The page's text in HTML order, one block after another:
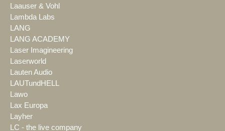
Laauser & Vohl
Lambda Labs
LANG
LANG ACADEMY
Laser Imagineering
Laserworld
Lauten Audio
LAUTundHELL
Lawo
Lax Europa
Layher
LC - the live company